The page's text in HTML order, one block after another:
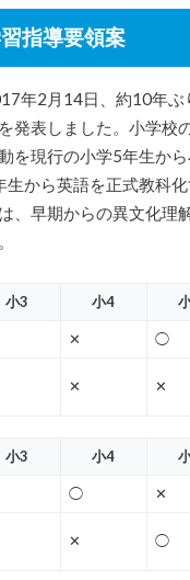
指導要領案
年2月14日、約10年ぶ
発表しました。小学校
を現行の小学5年生か
生から英語を正式教科
、早期からの異文化理
小3 小4
✕ ◯
✕ ✕
小3 小4
◯ ✕
✕ ◯